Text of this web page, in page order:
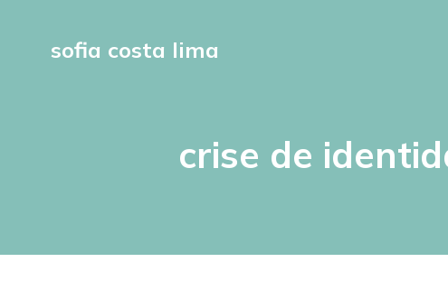
sofia costa lima
crise de